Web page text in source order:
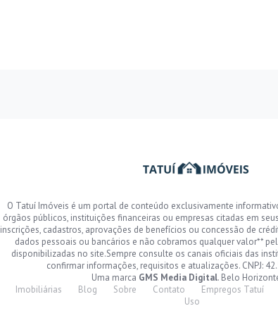
O Tatuí Imóveis é um portal de conteúdo exclusivamente
órgãos públicos, instituições financeiras ou empresas citadas em
inscrições, cadastros, aprovações de benefícios ou concessão de
dados pessoais ou bancários e não cobramos qualquer valor**
disponibilizadas no site.Sempre consulte os canais oficiais das
confirmar informações, requisitos e atualizações. CNPJ:
Uma marca GMS Media Digital. Belo
Imobiliárias
Blog Sobre Contato Empregos Tatuí
Uso